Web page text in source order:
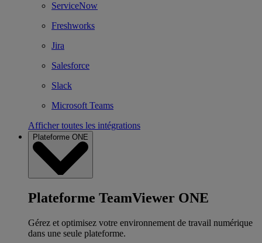
ServiceNow
Freshworks
Jira
Salesforce
Slack
Microsoft Teams
Afficher toutes les intégrations
Plateforme ONE
Plateforme TeamViewer ONE
Gérez et optimisez votre environnement de travail numérique
dans une seule plateforme.